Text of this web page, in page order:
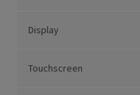
Display
Touchscreen